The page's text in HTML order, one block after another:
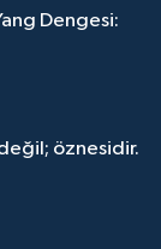
Dengesi:
öznesidir.